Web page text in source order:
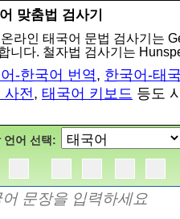
맞춤법 검사기
라인 태국어 문법 검사기는
니다. 철자법 검사기는
-한국어 번역, 한국어-태
사전, 태국어 키보드 등도